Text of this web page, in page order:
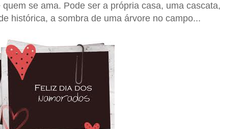
se ama. Pode ser a própria casa, uma cascata,
histórica, a sombra de uma árvore no campo...